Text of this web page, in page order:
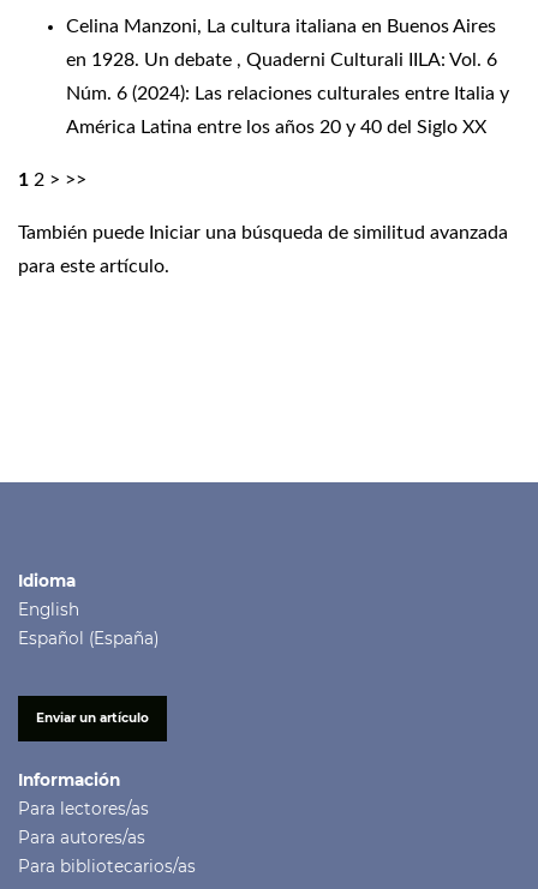
Celina Manzoni, La cultura italiana en Buenos Aires
en 1928. Un debate , Quaderni Culturali IILA: Vol. 6
Núm. 6 (2024): Las relaciones culturales entre Italia y
América Latina entre los años 20 y 40 del Siglo XX
1 2 > >>
También puede Iniciar una búsqueda de similitud avanzada
para este artículo.
Idioma
English
Español (España)
Enviar un artículo
Información
Para lectores/as
Para autores/as
Para bibliotecarios/as